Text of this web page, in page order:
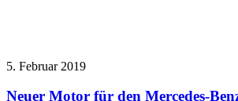
5. Februar 2019
Neuer Motor für den Mercedes-